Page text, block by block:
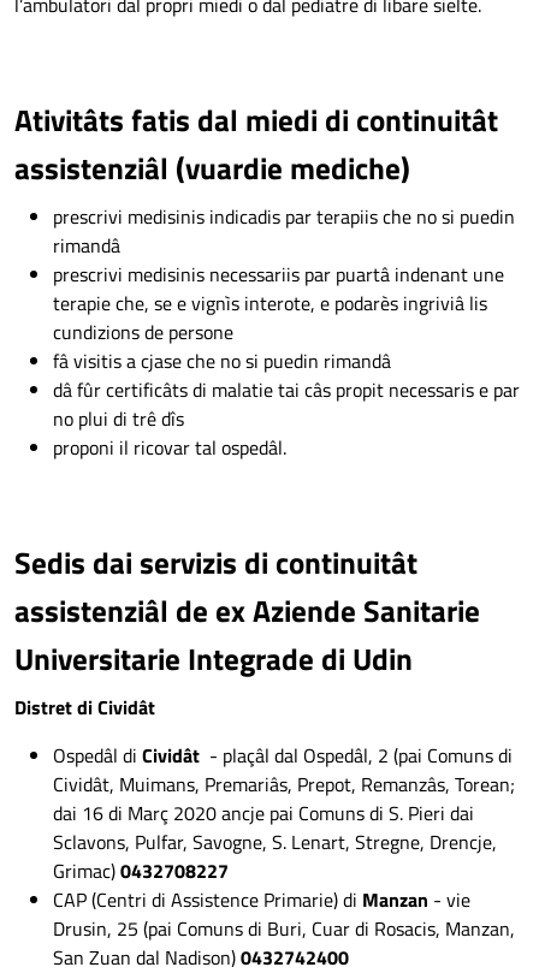
Ativitâts fatis dal miedi di continuitât
assistenziâl (vuardie mediche)
prescrivi medisinis indicadis par terapiis che no si puedin
rimandâ
prescrivi medisinis necessariis par puartâ indenant une
terapie che, se e vignìs interote, e podarès ingriviâ lis
cundizions de persone
fâ visitis a cjase che no si puedin rimandâ
dâ fûr certificâts di malatie tai câs propit necessaris e par
no plui di trê dîs
proponi il ricovar tal ospedâl.
Sedis dai servizis di continuitât
assistenziâl de ex Aziende Sanitarie
Universitarie Integrade di Udin
Distret di Cividât
Ospedâl di Cividât - plaçâl dal Ospedâl, 2 (pai Comuns di
Cividât, Muimans, Premariâs, Prepot, Remanzâs, Torean;
dai 16 di Març 2020 ancje pai Comuns di S. Pieri dai
Sclavons, Pulfar, Savogne, S. Lenart, Stregne, Drencje,
Grimac)0432708227
CAP (Centri di Assistence Primarie) di Manzan - vie
Drusin, 25 (pai Comuns di Buri, Cuar di Rosacis, Manzan,
San Zuan dal Nadison)0432742400